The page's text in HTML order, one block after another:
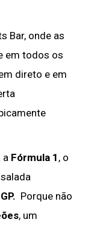
Bar, onde as
em todos os
direto e em
a Fórmula 1 , o
Porque não
, um